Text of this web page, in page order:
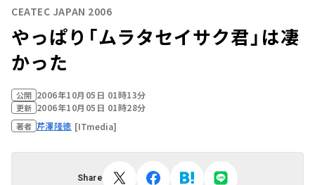
CEATEC JAPAN 2006
やっぱり「ムラタセイサク君」は凄
かった
公開 2006年10月05日 01時13分
更新 2006年10月05日 01時28分
著者 芹澤隆徳 [ITmedia]
Share